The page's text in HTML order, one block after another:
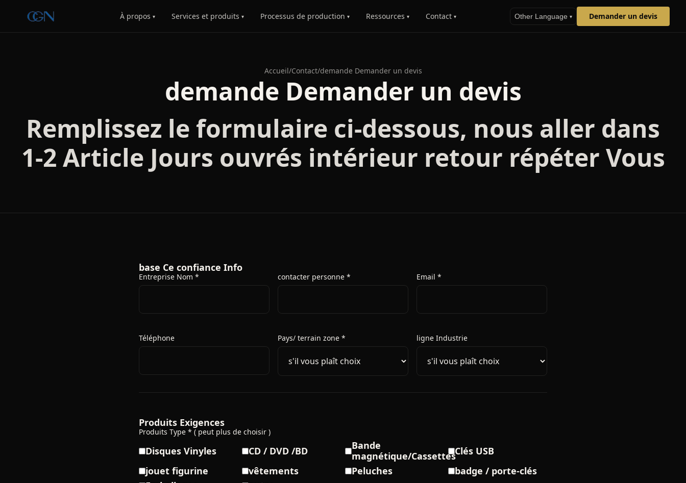
À propos ▾ Services et produits ▾ Processus de production ▾ Ressources ▾ Contact ▾ Other Language ▾ Demander un devis
Accueil/Contact/demande Demander un devis
demande Demander un devis
Remplissez le formulaire ci-dessous, nous aller dans
1-2 Article Jours ouvrés intérieur retour répéter Vous
base Ce confiance Info
Entreprise Nom * contacter personne * Email *
Téléphone Pays/ terrain zone * ligne Industrie
Produits Exigences
Produits Type * ( peut plus de choisir )
Disques Vinyles CD / DVD /BD
Bande
magnétique/CassettesClés USB
jouet figurine
vêtements Peluches
badge / porte-clés